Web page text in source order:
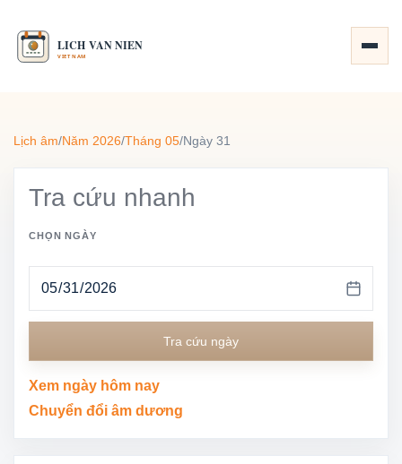
Lịch âm/Năm 2026/Tháng 05/Ngày 31
Tra cứu nhanh
CHỌN NGÀY
Tra cứu ngày
Xem ngày hôm nay
Chuyển đổi âm dương